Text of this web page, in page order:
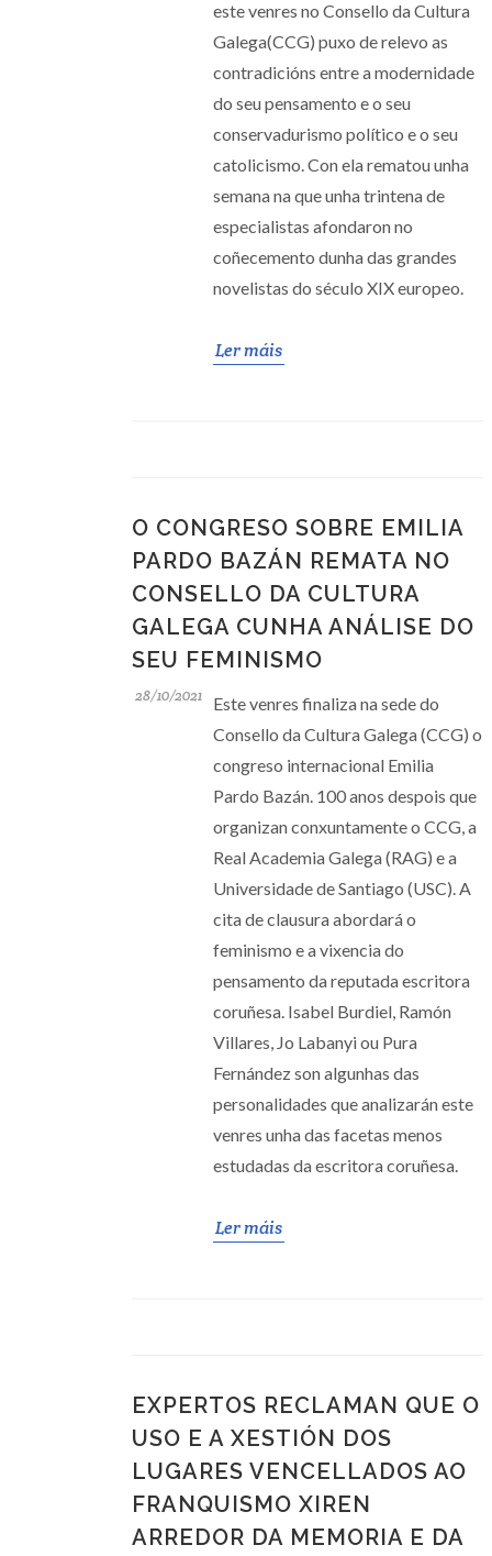
este venres no Consello da Cultura
Galega(CCG) puxo de relevo as
contradicións entre a modernidade
do seu pensamento e o seu
conservadurismo político e o seu
catolicismo. Con ela rematou unha
semana na que unha trintena de
especialistas afondaron no
coñecemento dunha das grandes
novelistas do século XIX europeo.
Ler máis
O CONGRESO SOBRE EMILIA
PARDO BAZÁN REMATA NO
CONSELLO DA CULTURA
GALEGA CUNHA ANÁLISE DO
SEU FEMINISMO
28/10/2021
Este venres finaliza na sede do
Consello da Cultura Galega (CCG) o
congreso internacional Emilia
Pardo Bazán. 100 anos despois que
organizan conxuntamente o CCG, a
Real Academia Galega (RAG) e a
Universidade de Santiago (USC). A
cita de clausura abordará o
feminismo e a vixencia do
pensamento da reputada escritora
coruñesa. Isabel Burdiel, Ramón
Villares, Jo Labanyi ou Pura
Fernández son algunhas das
personalidades que analizarán este
venres unha das facetas menos
estudadas da escritora coruñesa.
Ler máis
EXPERTOS RECLAMAN QUE O
USO E A XESTIÓN DOS
LUGARES VENCELLADOS AO
FRANQUISMO XIREN
ARREDOR DA MEMORIA E DA